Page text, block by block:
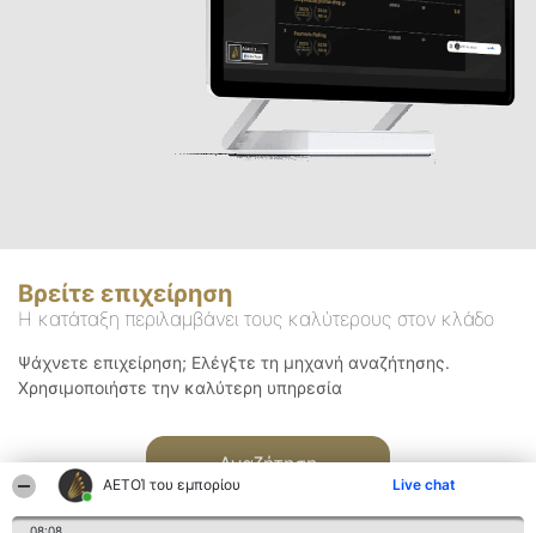
ΑΕΤΟΊ του εμπορίου Live chat
Βρείτε επιχείρηση
Η κατάταξη περιλαμβάνει τους καλύτερους στον κλάδο
Ψάχνετε επιχείρηση; Ελέγξτε τη μηχανή αναζήτησης.
Χρησιμοποιήστε την καλύτερη υπηρεσία
Αναζήτηση